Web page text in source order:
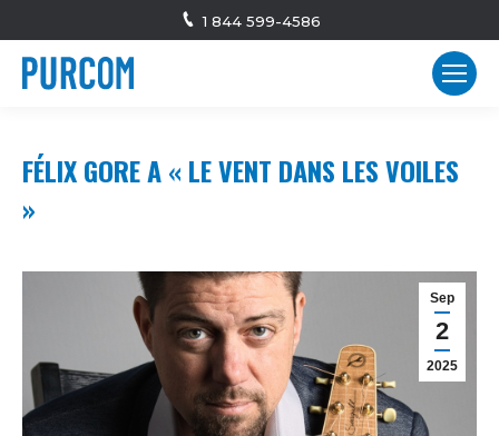
1 844 599-4586
FÉLIX GORE A « LE VENT DANS LES VOILES
»
Sep
2
2025